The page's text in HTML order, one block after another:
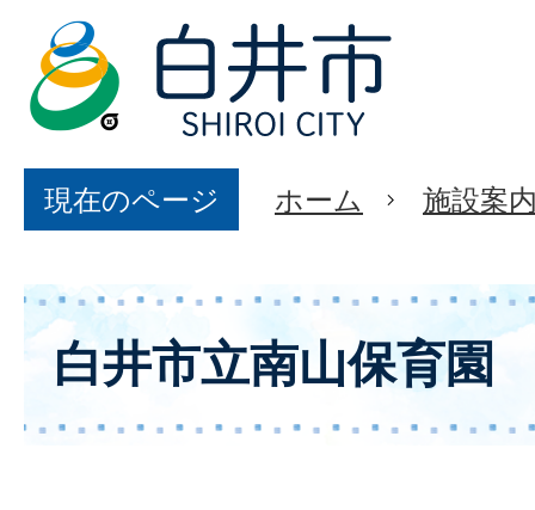
現在のページ ホーム 施設案
白井市立南山保育園